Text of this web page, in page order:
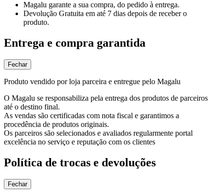
Magalu garante a sua compra, do pedido à entrega.
Devolução Gratuita em até 7 dias depois de receber o
produto.
Entrega e compra garantida
Fechar
Produto vendido por loja parceira e entregue pelo Magalu
O Magalu se responsabiliza pela entrega dos produtos de parceiros
até o destino final.
As vendas são certificadas com nota fiscal e garantimos a
procedência de produtos originais.
Os parceiros são selecionados e avaliados regularmente portal
excelência no serviço e reputação com os clientes
Política de trocas e devoluções
Fechar